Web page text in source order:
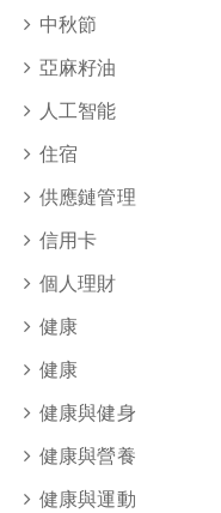
中秋節
亞麻籽油
人工智能
住宿
供應鏈管理
信用卡
個人理財
健康
健康
健康與健身
健康與營養
健康與運動